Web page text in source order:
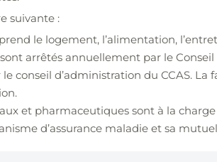
suivante :
le logement, l’alimentation,
arrêtés annuellement par le Conseil
conseil d’administration du CCAS. La
et pharmaceutiques sont à la
d’assurance maladie et sa